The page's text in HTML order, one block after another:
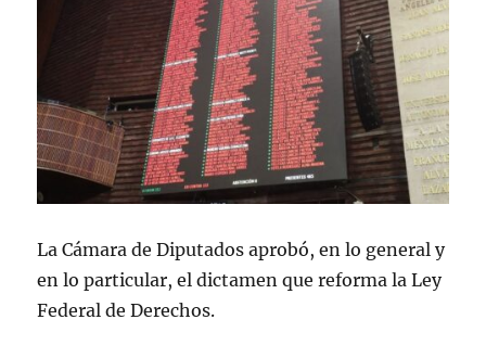
La Cámara de Diputados aprobó, en lo general y
en lo particular, el dictamen que reforma la Ley
Federal de Derechos.